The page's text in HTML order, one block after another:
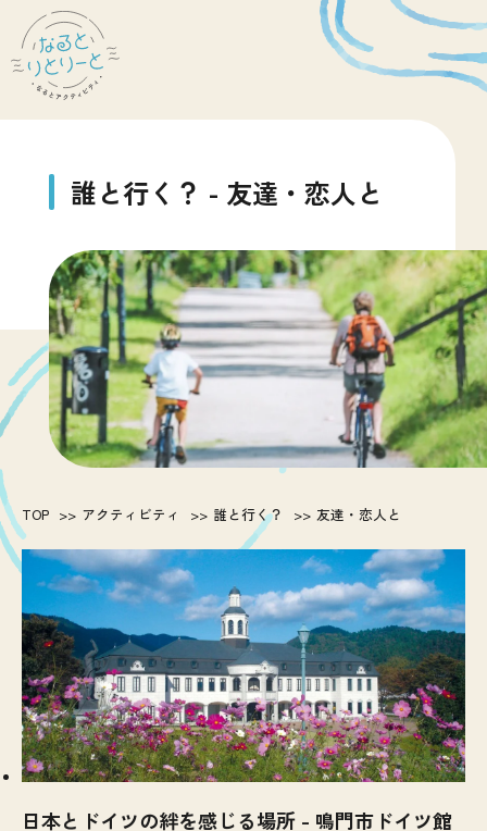
誰と行く ？ - 友達 ・ 恋人と
TOP アクティビティ 誰と行く？ 友達・恋人と
日本とドイツの絆を感じる場所 - 鳴門市ドイツ館